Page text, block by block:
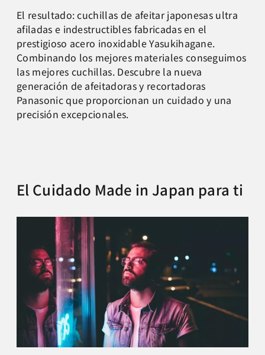
El resultado: cuchillas de afeitar japonesas ultra
afiladas e indestructibles fabricadas en el
prestigioso acero inoxidable Yasukihagane.
Combinando los mejores materiales conseguimos
las mejores cuchillas. Descubre la nueva
generación de afeitadoras y recortadoras
Panasonic que proporcionan un cuidado y una
precisión excepcionales.
El Cuidado Made in Japan para ti